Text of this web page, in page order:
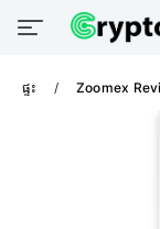
ផ្ទះ Zoomex